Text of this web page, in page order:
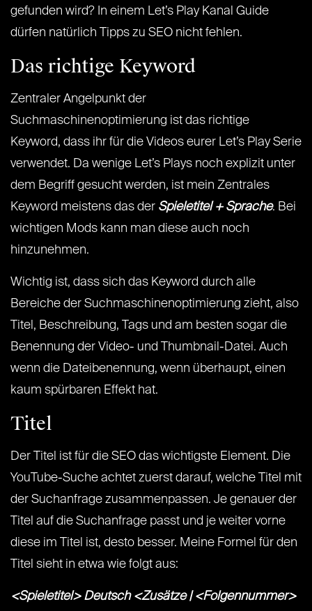
gefunden wird? In einem Let’s Play Kanal Guide
dürfen natürlich Tipps zu SEO nicht fehlen.
Das richtige Keyword
Zentraler Angelpunkt der
Suchmaschinenoptimierung ist das richtige
Keyword, dass ihr für die Videos eurer Let’s Play Serie
verwendet. Da wenige Let’s Plays noch explizit unter
dem Begriff gesucht werden, ist mein Zentrales
Keyword meistens das der Spieletitel + Sprache. Bei
wichtigen Mods kann man diese auch noch
hinzunehmen.
Wichtig ist, dass sich das Keyword durch alle
Bereiche der Suchmaschinenoptimierung zieht, also
Titel, Beschreibung, Tags und am besten sogar die
Benennung der Video- und Thumbnail-Datei. Auch
wenn die Dateibenennung, wenn überhaupt, einen
kaum spürbaren Effekt hat.
Titel
Der Titel ist für die SEO das wichtigste Element. Die
YouTube-Suche achtet zuerst darauf, welche Titel mit
der Suchanfrage zusammenpassen. Je genauer der
Titel auf die Suchanfrage passt und je weiter vorne
diese im Titel ist, desto besser. Meine Formel für den
Titel sieht in etwa wie folgt aus:
<Spieletitel> Deutsch <Zusätze | <Folgennummer>